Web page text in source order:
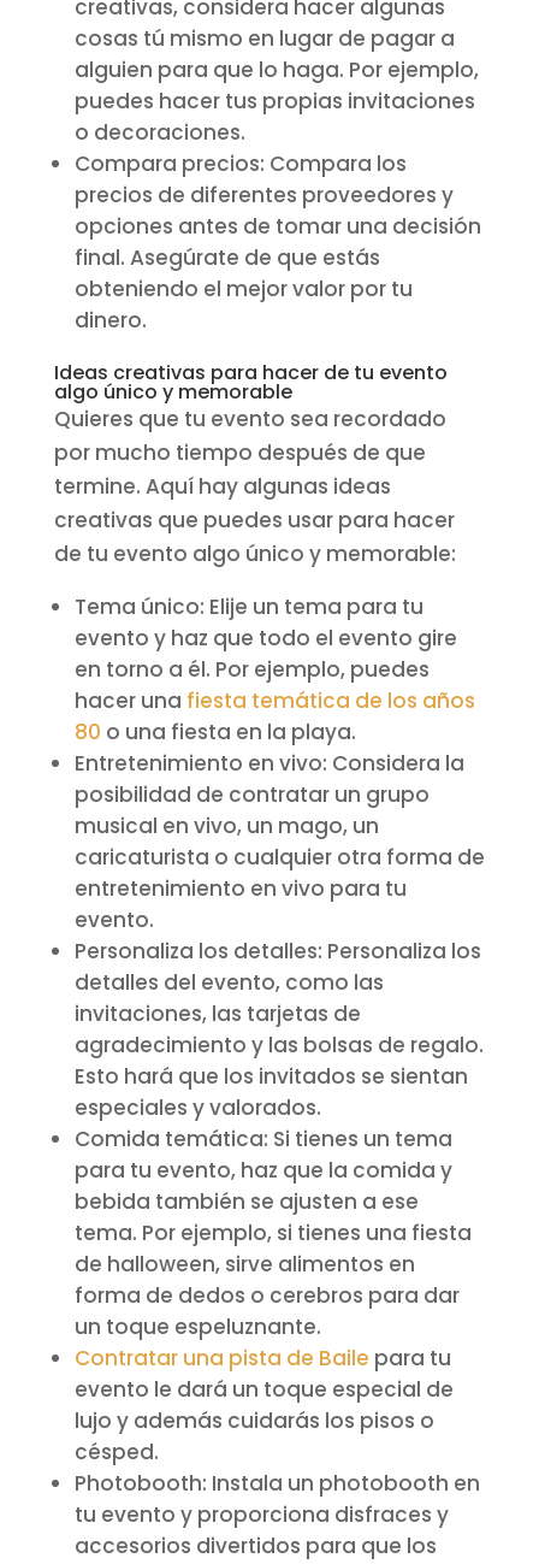
creativas, considera hacer algunas
cosas tú mismo en lugar de pagar a
alguien para que lo haga. Por ejemplo,
puedes hacer tus propias invitaciones
o decoraciones.
Compara precios: Compara los
precios de diferentes proveedores y
opciones antes de tomar una decisión
final. Asegúrate de que estás
obteniendo el mejor valor por tu
dinero.
Ideas creativas para hacer de tu evento
algo único y memorable
Quieres que tu evento sea recordado
por mucho tiempo después de que
termine. Aquí hay algunas ideas
creativas que puedes usar para hacer
de tu evento algo único y memorable:
Tema único: Elije un tema para tu
evento y haz que todo el evento gire
en torno a él. Por ejemplo, puedes
hacer una fiesta temática de los años
80 o una fiesta en la playa.
Entretenimiento en vivo: Considera la
posibilidad de contratar un grupo
musical en vivo, un mago, un
caricaturista o cualquier otra forma de
entretenimiento en vivo para tu
evento.
Personaliza los detalles: Personaliza los
detalles del evento, como las
invitaciones, las tarjetas de
agradecimiento y las bolsas de regalo.
Esto hará que los invitados se sientan
especiales y valorados.
Comida temática: Si tienes un tema
para tu evento, haz que la comida y
bebida también se ajusten a ese
tema. Por ejemplo, si tienes una fiesta
de halloween, sirve alimentos en
forma de dedos o cerebros para dar
un toque espeluznante.
Contratar una pista de Baile para tu
evento le dará un toque especial de
lujo y además cuidarás los pisos o
césped.
Photobooth: Instala un photobooth en
tu evento y proporciona disfraces y
accesorios divertidos para que los